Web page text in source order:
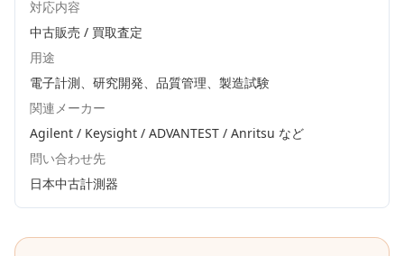
対応内容
中古販売 / 買取査定
用途
電子計測、研究開発、品質管理、製造試験
関連メーカー
Agilent / Keysight / ADVANTEST / Anritsu など
問い合わせ先
日本中古計測器